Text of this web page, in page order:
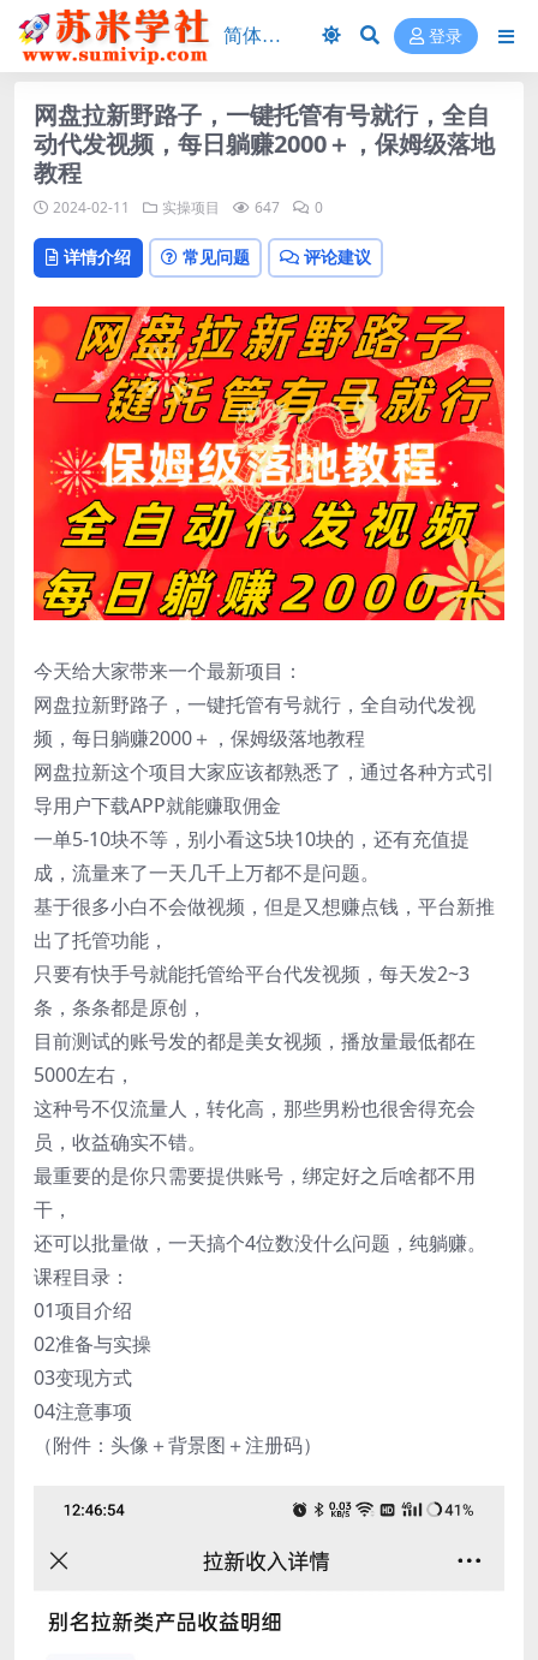
登录
网盘拉新野路子，一键托管有号就行，全自
动代发视频，每日躺赚2000＋，保姆级落地
教程
2024-02-11 实操项目 647 0
详情介绍 常见问题 评论建议
今天给大家带来一个最新项目：
网盘拉新野路子，一键托管有号就行，全自动代发视
频，每日躺赚2000＋，保姆级落地教程
网盘拉新这个项目大家应该都熟悉了，通过各种方式引
导用户下载APP就能赚取佣金
一单5-10块不等，别小看这5块10块的，还有充值提
成，流量来了一天几千上万都不是问题。
基于很多小白不会做视频，但是又想赚点钱，平台新推
出了托管功能，
只要有快手号就能托管给平台代发视频，每天发2~3
条，条条都是原创，
目前测试的账号发的都是美女视频，播放量最低都在
5000左右，
这种号不仅流量人，转化高，那些男粉也很舍得充会
员，收益确实不错。
最重要的是你只需要提供账号，绑定好之后啥都不用
干，
还可以批量做，一天搞个4位数没什么问题，纯躺赚。
课程目录：
01项目介绍
02准备与实操
03变现方式
04注意事项
（附件：头像＋背景图＋注册码）